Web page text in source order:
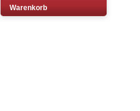
Warenkorb